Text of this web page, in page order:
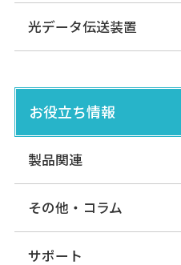
光データ伝送装置
お役立ち情報
製品関連
その他・コラム
サポート